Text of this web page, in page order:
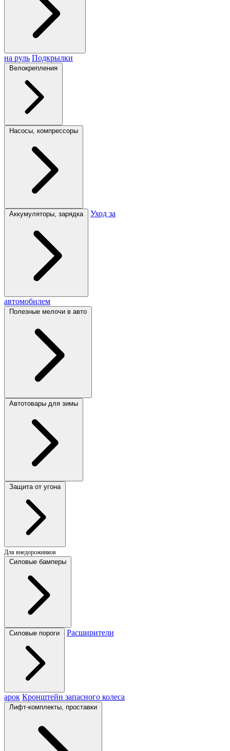
на руль Подкрылки
Велокрепления
Насосы, компрессоры
Аккумуляторы, зарядка Уход за
автомобилем
Полезные мелочи в авто
Автотовары для зимы
Защита от угона
Для внедорожников
Силовые бамперы
Силовые пороги Расширители
арок Кронштейн запасного колеса
Лифт-комплекты, проставки